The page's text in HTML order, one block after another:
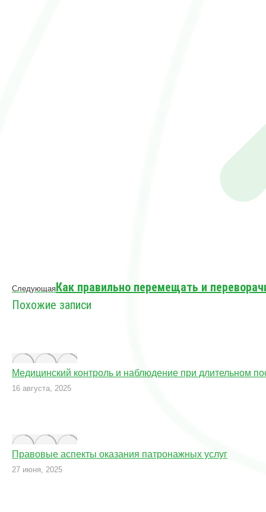
СледующаяСледующая
Как правильно перемещать и
Похожие записи
Медицинский контроль и наблюдение при длительном
16 августа, 2025
Правовые аспекты оказания патронажных услуг
27 июня, 2025